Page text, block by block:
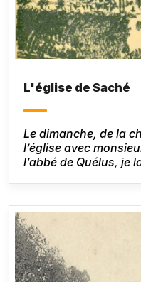
L'église de Saché
Le dimanche, de la
l’église avec
l’abbé de Quélus, je
chapeau de paille
vacilla pas, et cet
plus vivement que
Balzac,
Le Lys dans